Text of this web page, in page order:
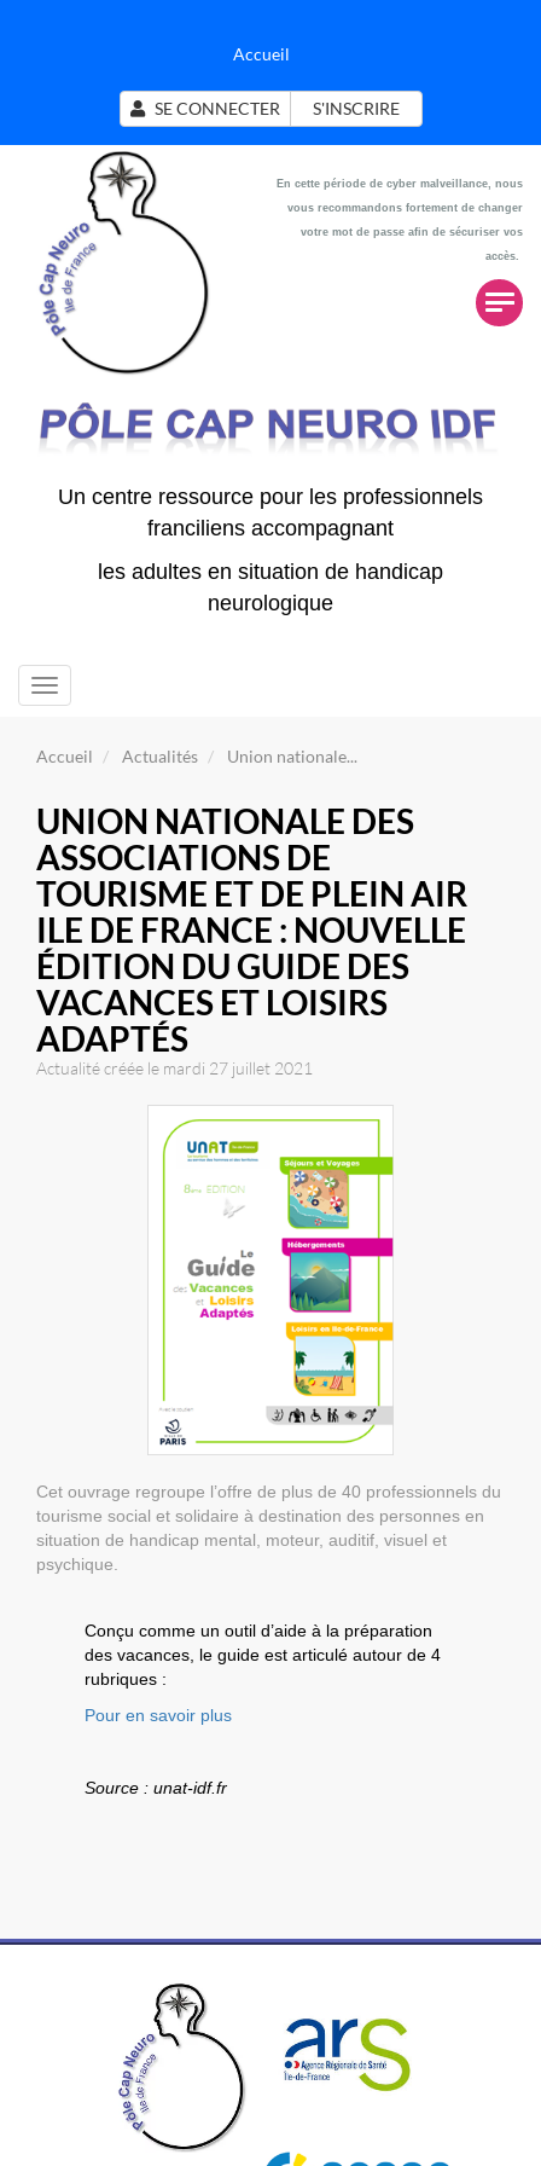
Accueil
SE CONNECTER S'INSCRIRE
En cette période de cyber malveillance, nous
vous recommandons fortement de changer
votre mot de passe afin de sécuriser vos
accès.
Un centre ressource pour les professionnels
franciliens accompagnant
les adultes en situation de handicap
neurologique
Toggle
navigation
Accueil Actualités Union nationale...
UNION NATIONALE DES
ASSOCIATIONS DE
TOURISME ET DE PLEIN AIR
ILE DE FRANCE : NOUVELLE
ÉDITION DU GUIDE DES
VACANCES ET LOISIRS
ADAPTÉS
Actualité créée le mardi 27 juillet 2021
Cet ouvrage regroupe l’offre de plus de 40 professionnels du
tourisme social et solidaire à destination des personnes en
situation de handicap mental, moteur, auditif, visuel et
psychique.
Conçu comme un outil d’aide à la préparation
des vacances, le guide est articulé autour de 4
rubriques :
Pour en savoir plus
Source : unat-idf.fr